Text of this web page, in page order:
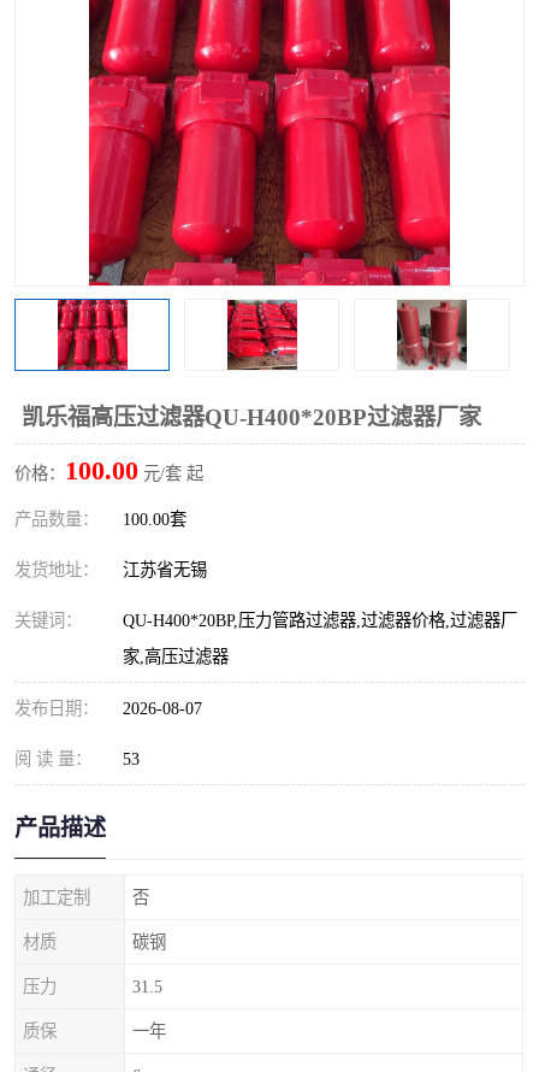
凯乐福高压过滤器QU-H400*20BP过滤器厂家
价格： 100.00 元/套 起
产品数量： 100.00套
发货地址： 江苏省无锡
关键词：
QU-H400*20BP,压力管路过滤器,过滤器价格,过滤器厂
家,高压过滤器
发布日期： 2026-08-07
阅 读 量： 53
产品描述
加工定制 否
材质 碳钢
压力 31.5
质保 一年
过滤器 列管式油冷却器